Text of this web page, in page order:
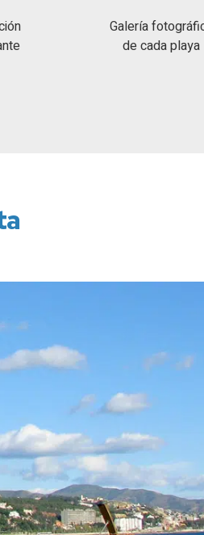
Galería
de cada playa